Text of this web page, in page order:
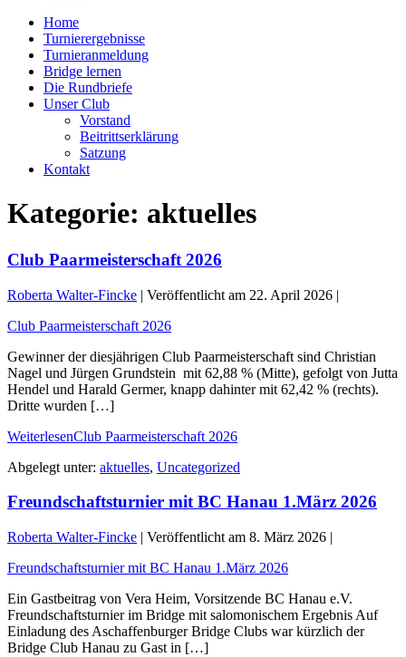
Home
Turnierergebnisse
Turnieranmeldung
Bridge lernen
Die Rundbriefe
Unser Club
Vorstand
Beitrittserklärung
Satzung
Kontakt
Kategorie: aktuelles
Club Paarmeisterschaft 2026
Roberta Walter-Fincke | Veröffentlicht am 22. April 2026 |
Club Paarmeisterschaft 2026
Gewinner der diesjährigen Club Paarmeisterschaft sind Christian
Nagel und Jürgen Grundstein mit 62,88 % (Mitte), gefolgt von Jutta
Hendel und Harald Germer, knapp dahinter mit 62,42 % (rechts).
Dritte wurden […]
WeiterlesenClub Paarmeisterschaft 2026
Abgelegt unter: aktuelles, Uncategorized
Freundschaftsturnier mit BC Hanau 1.März 2026
Roberta Walter-Fincke | Veröffentlicht am 8. März 2026 |
Freundschaftsturnier mit BC Hanau 1.März 2026
Ein Gastbeitrag von Vera Heim, Vorsitzende BC Hanau e.V.
Freundschaftsturnier im Bridge mit salomonischem Ergebnis Auf
Einladung des Aschaffenburger Bridge Clubs war kürzlich der
Bridge Club Hanau zu Gast in […]